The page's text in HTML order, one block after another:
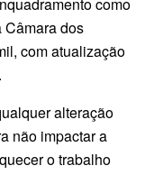
Câmara dos
com atualização
alteração
não impactar a
o trabalho